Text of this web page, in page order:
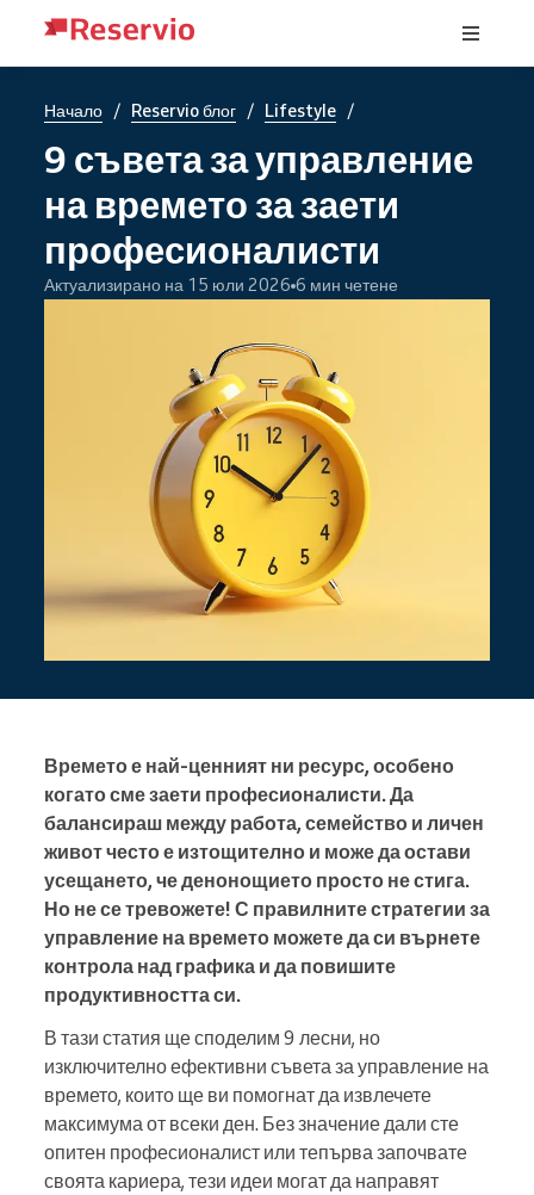
Начало / Reservio блог / Lifestyle /
9 съвета за управление
на времето за заети
професионалисти
Актуализирано на 15 юли 2026 6 мин четене
Времето е най-ценният ни ресурс, особено
когато сме заети професионалисти. Да
балансираш между работа, семейство и личен
живот често е изтощително и може да остави
усещането, че денонощието просто не стига.
Но не се тревожете! С правилните стратегии за
управление на времето можете да си върнете
контрола над графика и да повишите
продуктивността си.
В тази статия ще споделим 9 лесни, но
изключително ефективни съвета за управление на
времето, които ще ви помогнат да извлечете
максимума от всеки ден. Без значение дали сте
опитен професионалист или тепърва започвате
своята кариера, тези идеи могат да направят